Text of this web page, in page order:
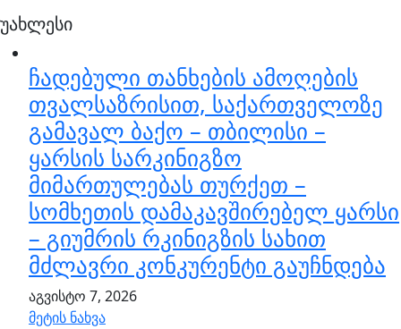
უახლესი
ჩადებული თანხების ამოღების
თვალსაზრისით, საქართველოზე
გამავალ ბაქო – თბილისი –
ყარსის სარკინიგზო
მიმართულებას თურქეთ –
სომხეთის დამაკავშირებელ ყარსი
– გიუმრის რკინიგზის სახით
მძლავრი კონკურენტი გაუჩნდება
აგვისტო 7, 2026
მეტის ნახვა